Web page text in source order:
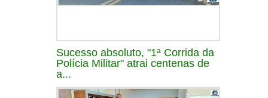
Sucesso absoluto, "1ª Corrida da
Polícia Militar" atrai centenas de
a...